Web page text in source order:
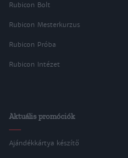
Rubicon Bolt
Rubicon Mesterkurzus
Rubicon Próba
Rubicon Intézet
Aktuális promóciók
Ajándékkártya készítő